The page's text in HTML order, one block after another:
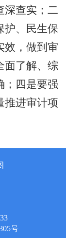
深查实；二
护、民生保
效，做到审
面了解、综
；四是要强
推进审计项
号